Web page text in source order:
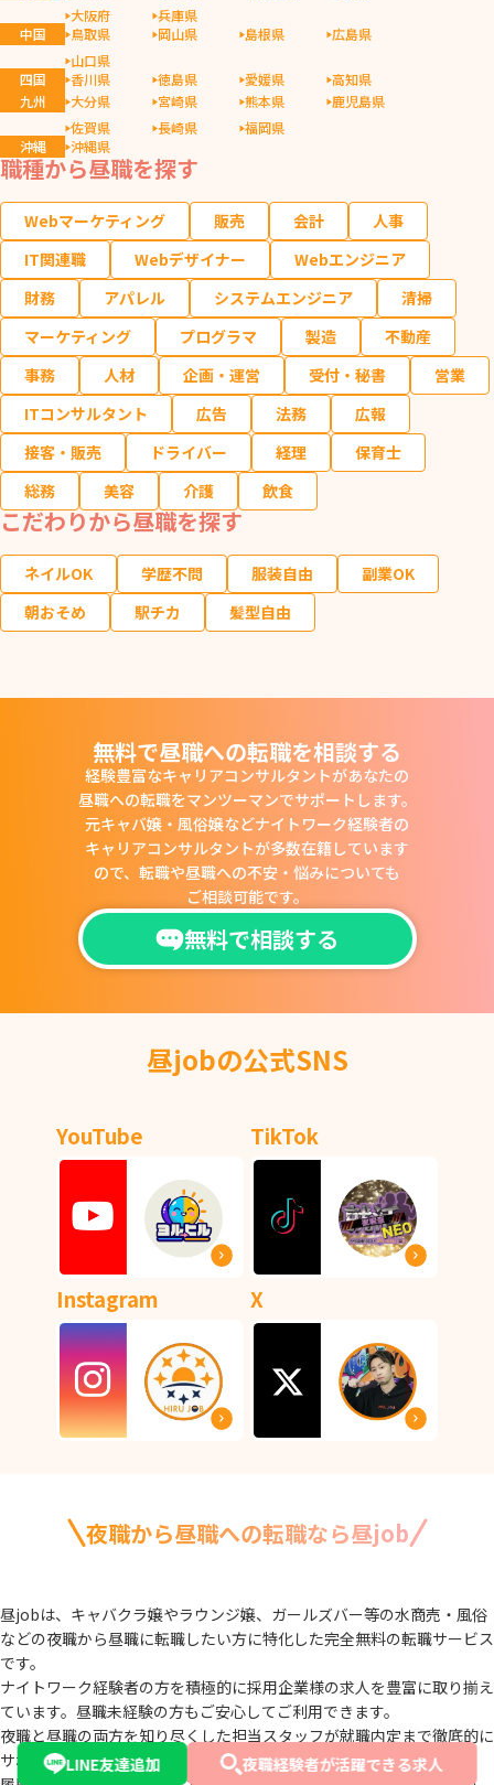
LINE友達追加 夜職経験者が活躍できる求人
大阪府
兵庫県
中国
鳥取県 岡山県 島根県
広島県
山口県
四国
香川県 徳島県 愛媛県
高知県
九州
大分県 宮崎県 熊本県
鹿児島県
佐賀県
長崎県
福岡県
沖縄
沖縄県
職種から昼職を探す
Webマーケティング 販売 会計
人事
IT関連職
Webデザイナー
Webエンジニア
財務
アパレル システムエンジニア
清掃
マーケティング
プログラマ 製造
不動産
事務
人材 企画・運営 受付・秘書
営業
ITコンサルタント
広告 法務
広報
接客・販売
ドライバー 経理
保育士
総務
美容 介護 飲食
こだわりから昼職を探す
ネイルOK 学歴不問 服装自由
副業OK
朝おそめ
駅チカ 髪型自由
無料で昼職への転職を相談する
経験豊富なキャリアコンサルタントがあなたの
昼職への転職をマンツーマンでサポートします。
元キャバ嬢・風俗嬢などナイトワーク経験者の
キャリアコンサルタントが多数在籍しています
ので、 転職や昼職への不安・悩みについても
ご相談可能です。
無料で相談する
昼jobの公式SNS
YouTube TikTok
Instagram X
夜職から昼職への転職なら昼job
昼jobは、キャバクラ嬢やラウンジ嬢、ガールズバー等の水商売・風俗
などの夜職から昼職に転職したい方に特化した完全無料の転職サービス
です。
ナイトワーク経験者の方を積極的に採用企業様の求人を豊富に取り揃え
ています。 昼職未経験の方もご安心してご利用できます。
夜職と昼職の両方を知り尽くした担当スタッフが就職内定まで徹底的に
サポートいたします。